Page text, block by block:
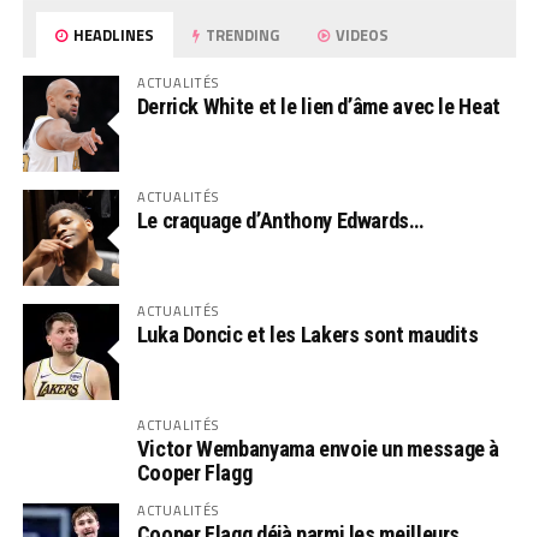
HEADLINES TRENDING VIDEOS
ACTUALITÉS
Derrick White et le lien d’âme avec le Heat
ACTUALITÉS
Le craquage d’Anthony Edwards…
ACTUALITÉS
Luka Doncic et les Lakers sont maudits
ACTUALITÉS
Victor Wembanyama envoie un message à
Cooper Flagg
ACTUALITÉS